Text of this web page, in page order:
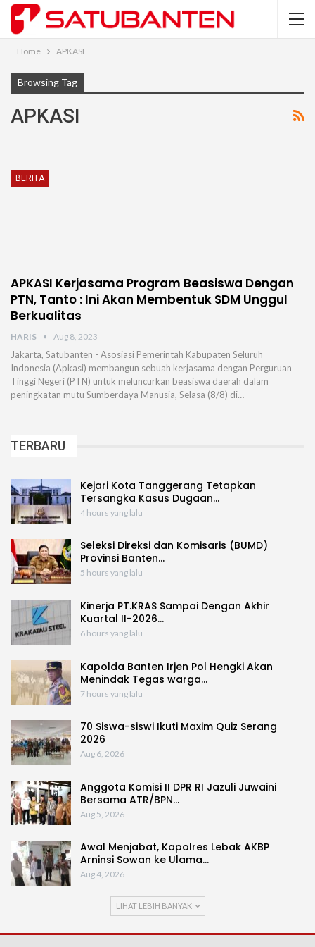
Home APKASI
Browsing Tag
APKASI
BERITA
APKASI Kerjasama Program Beasiswa Dengan
PTN, Tanto : Ini Akan Membentuk SDM Unggul
Berkualitas
HARIS Aug 8, 2023
Jakarta, Satubanten - Asosiasi Pemerintah Kabupaten Seluruh
Indonesia (Apkasi) membangun sebuah kerjasama dengan Perguruan
Tinggi Negeri (PTN) untuk meluncurkan beasiswa daerah dalam
peningkatan mutu Sumberdaya Manusia, Selasa (8/8) di…
TERBARU
Kejari Kota Tanggerang Tetapkan
Tersangka Kasus Dugaan…
4 hours yang lalu
Seleksi Direksi dan Komisaris (BUMD)
Provinsi Banten…
5 hours yang lalu
Kinerja PT.KRAS Sampai Dengan Akhir
Kuartal II-2026…
6 hours yang lalu
Kapolda Banten Irjen Pol Hengki Akan
Menindak Tegas warga…
7 hours yang lalu
70 Siswa-siswi Ikuti Maxim Quiz Serang
2026
Aug 6, 2026
Anggota Komisi II DPR RI Jazuli Juwaini
Bersama ATR/BPN…
Aug 5, 2026
Awal Menjabat, Kapolres Lebak AKBP
Arninsi Sowan ke Ulama…
Aug 4, 2026
LIHAT LEBIH BANYAK